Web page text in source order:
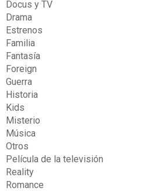
Docus y TV
Drama
Estrenos
Familia
Fantasía
Foreign
Guerra
Historia
Kids
Misterio
Música
Otros
Película de la televisión
Reality
Romance